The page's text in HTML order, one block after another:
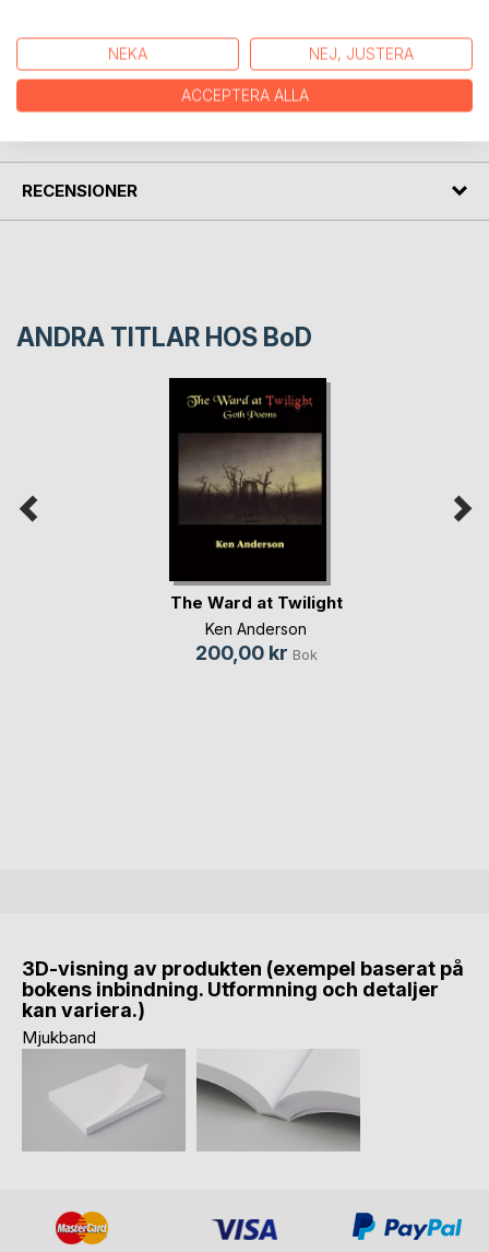
FÖRFATTARE
RECENSIONER
ANDRA TITLAR HOS BoD
The Ward at Twilight
Ken Anderson
200,00 kr Bok
3D-visning av produkten (exempel baserat på
bokens inbindning. Utformning och detaljer
kan variera.)
Mjukband
NEKA NEJ, JUSTERA
ACCEPTERA ALLA